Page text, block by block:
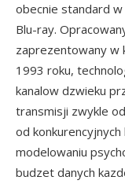
obecnie standard
Blu-ray.
zaprezentowany w
1993 roku,
kanalow dzwieku
transmisji zwykle
od
modelowaniu
budzet danych